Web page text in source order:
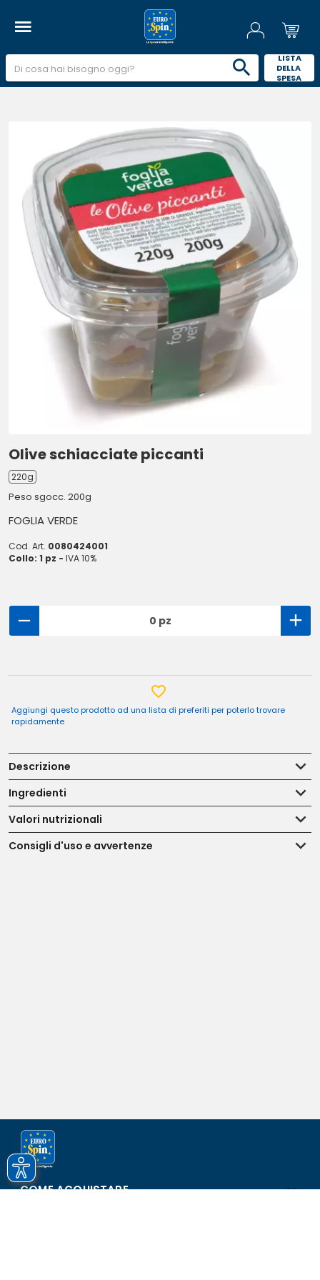
LISTA
DELLA
SPESA
Olive schiacciate piccanti
220g
Peso sgocc. 200g
FOGLIA VERDE
Cod. Art. 0080424001
Collo: 1 pz - IVA 10%
0 pz
Aggiungi questo prodotto ad una lista di preferiti per poterlo trovare
rapidamente
Descrizione
Ingredienti
Valori nutrizionali
Consigli d'uso e avvertenze
COME ACQUISTARE